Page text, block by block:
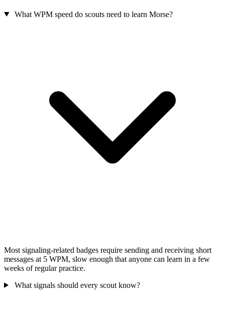
What WPM speed do scouts need to learn Morse?
Most signaling-related badges require sending and receiving short
messages at 5 WPM, slow enough that anyone can learn in a few
weeks of regular practice.
What signals should every scout know?